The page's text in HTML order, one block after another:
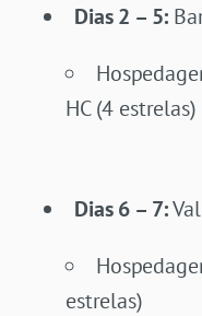
Dias 2 – 5:
HC (4 estrelas)
Dias 6 – 7:
estrelas)